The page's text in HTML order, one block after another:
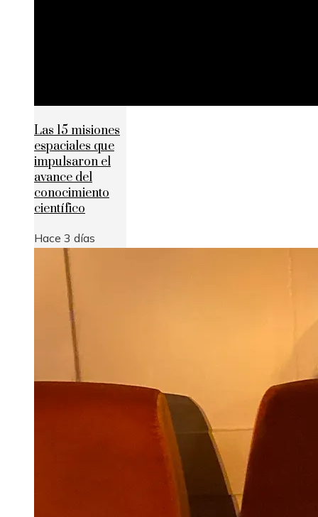
Las 15 misiones
espaciales que
impulsaron el
avance del
conocimiento
científico
Hace 3 días